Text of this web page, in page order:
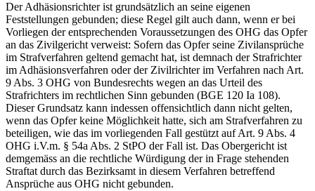
Der Adhäsionsrichter ist grundsätzlich an seine eigenen
Feststellungen gebunden; diese Regel gilt auch dann, wenn er bei
Vorliegen der entsprechenden Voraussetzungen des OHG das Opfer
an das Zivilgericht verweist: Sofern das Opfer seine Zivilansprüche
im Strafverfahren geltend gemacht hat, ist demnach der Strafrichter
im Adhäsionsverfahren oder der Zivilrichter im Verfahren nach Art.
9 Abs. 3 OHG von Bundesrechts wegen an das Urteil des
Strafrichters im rechtlichen Sinn gebunden (BGE 120 Ia 108).
Dieser Grundsatz kann indessen offensichtlich dann nicht gelten,
wenn das Opfer keine Möglichkeit hatte, sich am Strafverfahren zu
beteiligen, wie das im vorliegenden Fall gestützt auf Art. 9 Abs. 4
OHG i.V.m. § 54a Abs. 2 StPO der Fall ist. Das Obergericht ist
demgemäss an die rechtliche Würdigung der in Frage stehenden
Straftat durch das Bezirksamt in diesem Verfahren betreffend
Ansprüche aus OHG nicht gebunden.